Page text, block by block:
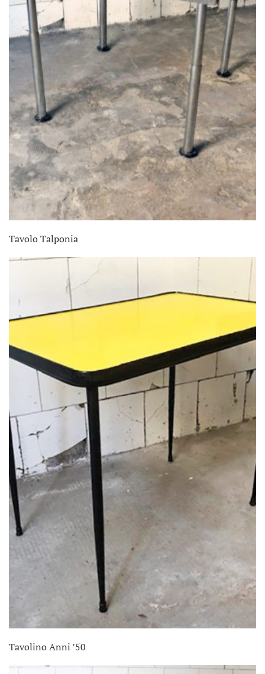
Tavolo Talponia
Tavolino Anni ’50